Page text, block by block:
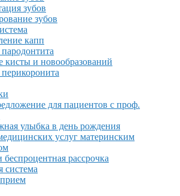
зубов
зубов
капп
кисты и новообразований
для пациентов с проф.
улыбка в день рождения
услуг материнским
рассрочка
система
прием